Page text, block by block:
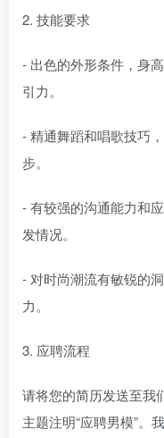
2. 技能要求
- 出色的外形条件，身
引力。
- 精通舞蹈和唱歌技巧
步。
- 有较强的沟通能力和
发情况。
- 对时尚潮流有敏锐的
力。
3. 应聘流程
请将您的简历发送至我
主题注明“应聘男模”。